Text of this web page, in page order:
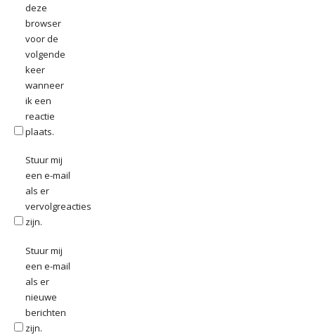
deze
browser
voor de
volgende
keer
wanneer
ik een
reactie
plaats.
Stuur mij
een e-mail
als er
vervolgreacties
zijn.
Stuur mij
een e-mail
als er
nieuwe
berichten
zijn.